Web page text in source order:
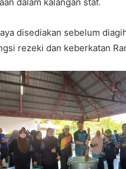
disediakan sebelum
rezeki dan keberkatan